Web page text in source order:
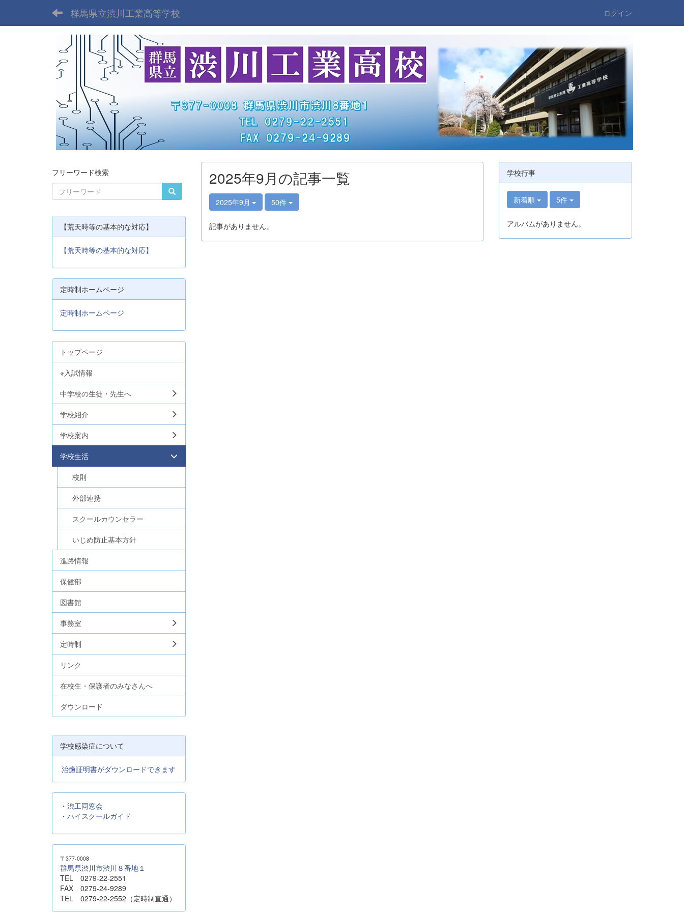
群馬県立渋川工業高等学校 ログイン
2025年9月の記事一覧
2025年9月 50件
記事がありません。
フリーワード検索
【荒天時等の基本的な対応】
【荒天時等の基本的な対応】
定時制ホームページ
定時制ホームページ
トップページ
※入試情報
中学校の生徒・先生へ
学校紹介
学校案内
学校生活
校則
外部連携
スクールカウンセラー
いじめ防止基本方針
進路情報
保健部
図書館
事務室
定時制
リンク
在校生・保護者のみなさんへ
ダウンロード
学校感染症について
治癒証明書がダウンロードできます
・ 渋工同窓会
・ ハイスクールガイド
〒377-0008
群馬県渋川市渋川８番地１
TEL 0279-22-2551
FAX 0279-24-9289
TEL 0279-22-2552（定時制直通）
学校行事
新着順 5件
アルバムがありません。